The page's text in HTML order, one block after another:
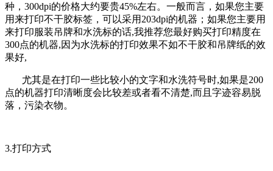
种，300dpi的价格大约要贵45%左右。一般而言，如果您主要
用来打印不干胶标签，可以采用203dpi的机器；如果您主要用
来打印服装吊牌和水洗标的话,我推荐您最好购买打印精度在
300点的机器,因为水洗标的打印效果不如不干胶和吊牌纸的效
果好,
尤其是在打印一些比较小的文字和水洗符号时,如果是200
点的机器打印清晰度会比较差或者看不清楚,而且字迹容易脱
落，污染衣物。
3.打印方式